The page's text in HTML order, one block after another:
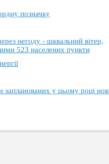
позначку
негоду - шквальний вітер,
523 населених пункти
запланованих у цьому році